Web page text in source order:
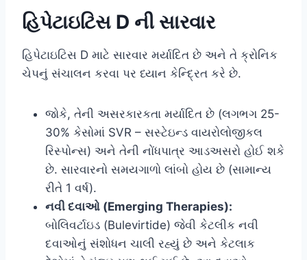
હિપેટાઇટિસ D ની સારવાર
હિપેટાઇટિસ D માટે સારવાર મર્યાદિત છે અને તે ક્રોનિક
ચેપનું સંચાલન કરવા પર ધ્યાન કેન્દ્રિત કરે છે.
જોકે, તેની અસરકારકતા મર્યાદિત છે (લગભગ 25-
30% કેસોમાં SVR – સસ્ટેઇન્ડ વાયરોલોજીકલ
રિસ્પોન્સ) અને તેની નોંધપાત્ર આડઅસરો હોઈ શકે
છે. સારવારનો સમયગાળો લાંબો હોય છે (સામાન્ય
રીતે 1 વર્ષ).
નવી દવાઓ (Emerging Therapies):
બોલિવર્ટાઇડ (Bulevirtide) જેવી કેટલીક નવી
દવાઓનું સંશોધન ચાલી રહ્યું છે અને કેટલાક